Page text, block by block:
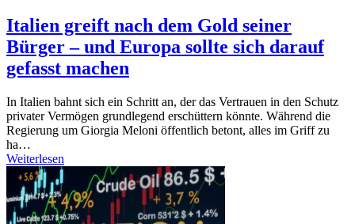
Italien greift nach dem Gold seiner
Bürger – und Europa sollte sich darauf
gefasst machen
In Italien bahnt sich ein Schritt an, der das Vertrauen in den Schutz
privater Vermögen grundlegend erschüttern könnte. Während die
Regierung um Giorgia Meloni öffentlich betont, alles im Griff zu
ha…
Weiterlesen